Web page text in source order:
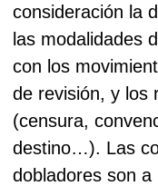
consideración la
las modalidades
con los
de revisión, y los
(censura,
destino…). Las
dobladores son